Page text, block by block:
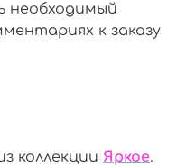
необходимый
к заказу
коллекции Яркое.